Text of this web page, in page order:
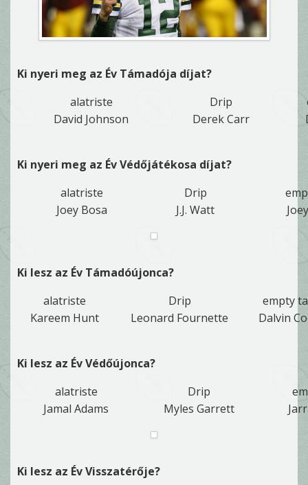
Ki nyeri meg az Év Támadója díjat?
alatriste
Drip
David Johnson
Derek Carr
Ki nyeri meg az Év Védőjátékosa díjat?
alatriste
Drip
Joey Bosa
J.J. Watt
Ki lesz az Év Támadóújonca?
alatriste
Drip
empty
Kareem Hunt
Leonard Fournette Dalvin
Ki lesz az Év Védőújonca?
alatriste
Drip
Jamal Adams
Myles Garrett
Ki lesz az Év Visszatérője?